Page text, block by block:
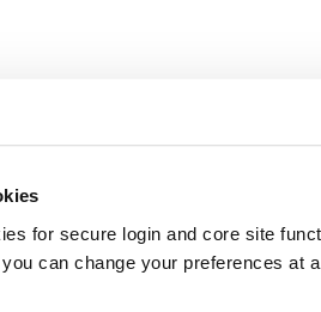
for secure login and core site
can change your preferences at